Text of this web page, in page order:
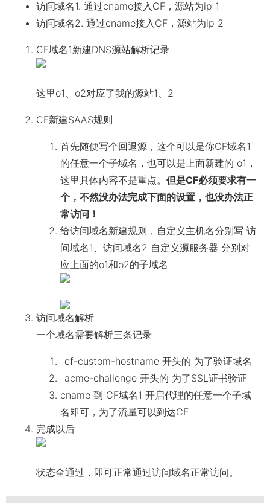
访问域名1. 通过cname接入CF，源站为ip 1
访问域名2. 通过cname接入CF，源站为ip 2
CF域名1新建DNS源站解析记录
这里o1、o2对应了我的源站1、2
CF新建SAAS规则
首先随便写个回退源，这个可以是你CF域名1
的任意一个子域名，也可以是上面新建的 o1，
这里具体内容不是重点。 但是CF必须要求有一
个，不然没办法完成下面的设置，也没办法正
常访问！
给访问域名新建规则，自定义主机名分别写 访
问域名1、访问域名2 自定义源服务器 分别对
应上面的o1和o2的子域名
访问域名解析
一个域名需要解析三条记录
_cf-custom-hostname 开头的 为了验证域名
_acme-challenge 开头的 为了SSL证书验证
cname 到 CF域名1 开启代理的任意一个子域
名即可，为了流量可以到达CF
完成以后
状态全通过，即可正常通过访问域名正常访问。